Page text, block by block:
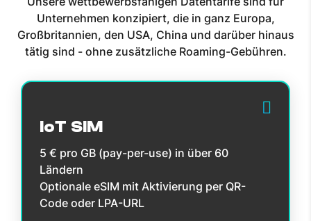
Unternehmen konzipiert, die in ganz Europa,
Großbritannien, den USA, China und darüber hinaus
tätig sind - ohne zusätzliche Roaming-Gebühren.
IoT SIM
5 € pro GB (pay-per-use) in über 60
Ländern
Optionale eSIM mit Aktivierung per QR-
Code oder LPA-URL